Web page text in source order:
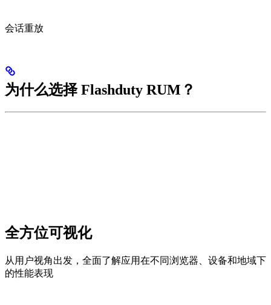
会话重放
为什么选择 Flashduty RUM？
全方位可视化
从用户视角出发，全面了解应用在不同浏览器、设备和地域下
的性能表现